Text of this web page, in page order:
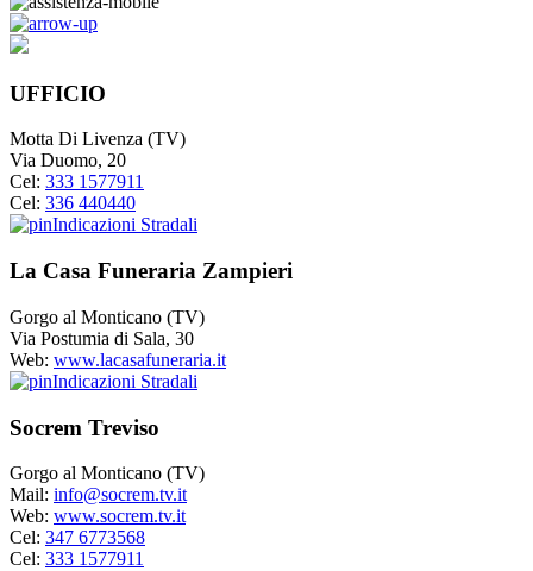
UFFICIO
Motta Di Livenza (TV)
Via Duomo, 20
Cel: 333 1577911
Cel: 336 440440
Indicazioni Stradali
La Casa Funeraria Zampieri
Gorgo al Monticano (TV)
Via Postumia di Sala, 30
Web: www.lacasafuneraria.it
Indicazioni Stradali
Socrem Treviso
Gorgo al Monticano (TV)
Mail: info@socrem.tv.it
Web: www.socrem.tv.it
Cel: 347 6773568
Cel: 333 1577911